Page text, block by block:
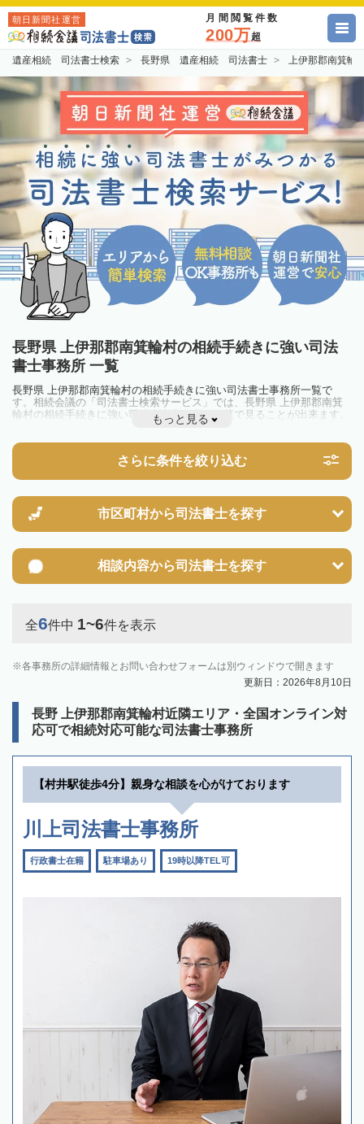
朝日新聞社運営 月間閲覧件数
200万超
遺産相続 司法書士検索 長野県 遺産相続 司法書士 上伊那郡南箕
長野県 上伊那郡南箕輪村の相続手続きに強い司法
書士事務所 一覧
長野県 上伊那郡南箕輪村の相続手続きに強い司法書士事務所一覧で
す。相続会議の「司法書士検索サービス」では、長野県 上伊那郡南箕
輪村の相続手続きに強い司法書士事務所を一覧で見ることが出来ます。
相続のトラブルやお悩みを抱えている方は一度近隣の司法書士に相談し
もっと見る
さらに条件を絞り込む
市区町村から司法書士を探す
相談内容から司法書士を探す
全6件中 1~6件を表示
各事務所の詳細情報とお問い合わせフォームは別ウィンドウで開きます
更新日：2026年8月10日
長野 上伊那郡南箕輪村近隣エリア・全国オンライン対
応可で相続対応可能な司法書士事務所
【村井駅徒歩4分】親身な相談を心がけております
川上司法書士事務所
行政書士在籍 駐車場あり 19時以降TEL可